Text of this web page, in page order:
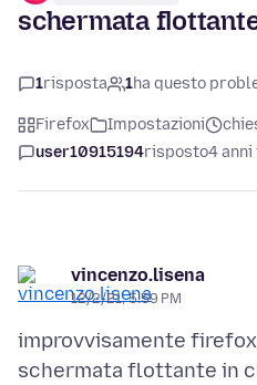
schermata
1risposta 1ha questo
Firefox Impostazioni
user10915194risposto4 anni
vincenzo.lisena
12/2/21, 5:59 PM
improvvisamente
schermata flottante in